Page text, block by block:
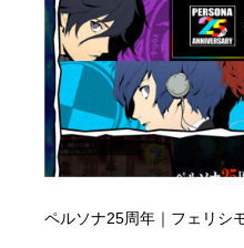
ペルソナ25周年｜フェリシ